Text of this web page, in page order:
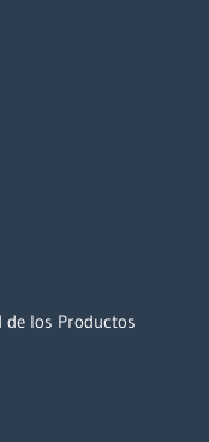
de los Productos